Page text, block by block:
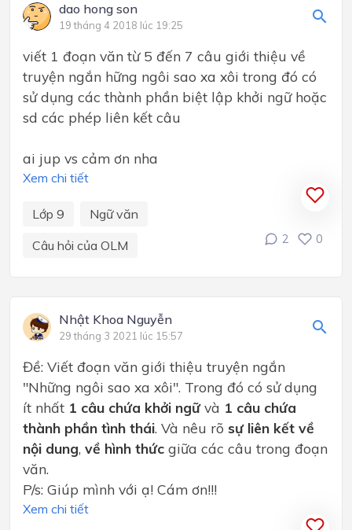
dao hong son
19 tháng 4 2018 lúc 19:25
viết 1 đoạn văn từ 5 đến 7 câu giới thiệu về
truyện ngắn hững ngôi sao xa xôi trong đó có
sử dụng các thành phần biệt lập khởi ngữ hoặc
sd các phép liên kết câu
ai jup vs cảm ơn nha
Xem chi tiết
Lớp 9
Ngữ văn
Câu hỏi của OLM
2 0
Nhật Khoa Nguyễn
29 tháng 3 2021 lúc 15:57
Đề: Viết đoạn văn giới thiệu truyện ngắn
"Những ngôi sao xa xôi". Trong đó có sử dụng
ít nhất 1 câu chứa khởi ngữvà 1 câu chứa
thành phần tình thái. Và nêu rõ sự liên kết về
nội dung, về hình thức giữa các câu trong đoạn
văn.
P/s: Giúp mình với ạ! Cám ơn!!!
Xem chi tiết